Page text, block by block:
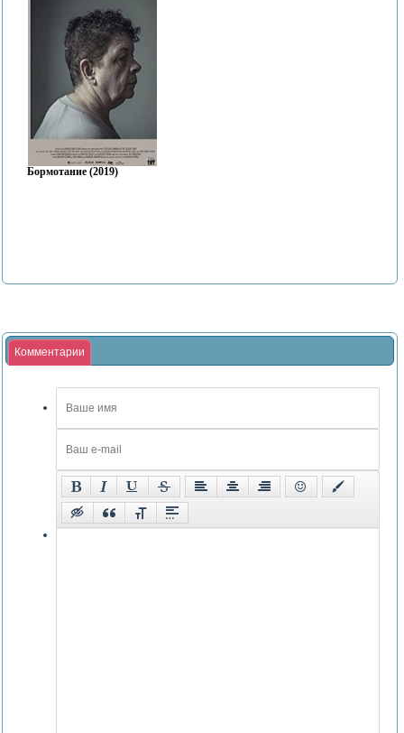
Бормотание (2019)
Комментарии